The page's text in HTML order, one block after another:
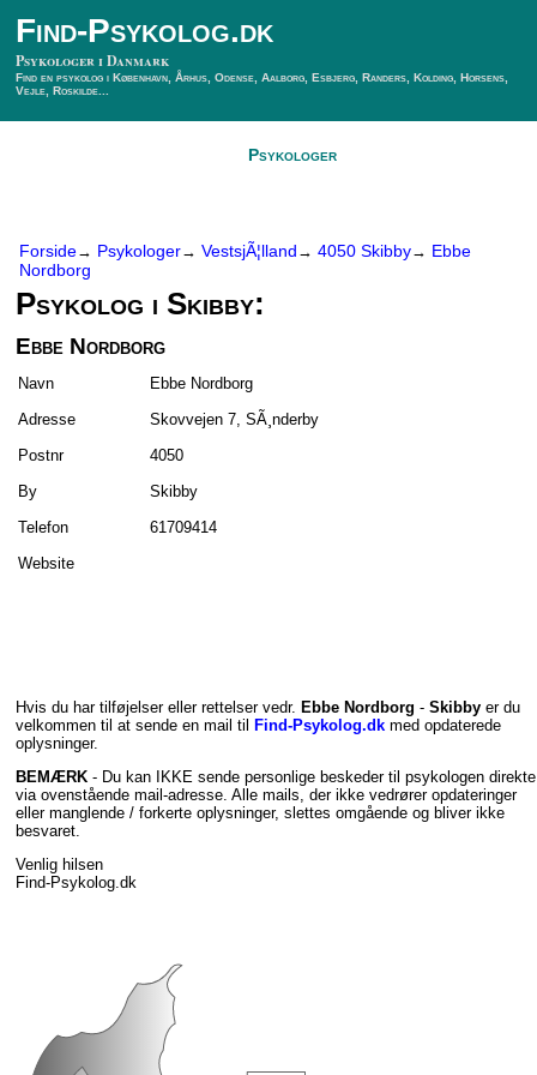
Find-Psykolog.dk
Psykologer i Danmark
Find en psykolog i København, Århus, Odense, Aalborg, Esbjerg, Randers, Kolding, Horsens,
Vejle, Roskilde...
Psykologer
Forside→ Psykologer→ VestsjÃ¦lland → 4050 Skibby→ Ebbe
Nordborg
Psykolog i Skibby:
Ebbe Nordborg
Navn
Ebbe Nordborg
Adresse
Skovvejen 7, SÃ¸nderby
Postnr
4050
By
Skibby
Telefon
61709414
Website
Hvis du har tilføjelser eller rettelser vedr. Ebbe Nordborg - Skibby er du
velkommen til at sende en mail til
Find-Psykolog.dk med opdaterede
oplysninger.
BEMÆRK - Du kan IKKE sende personlige beskeder til psykologen direkte
via ovenstående mail-adresse. Alle mails, der ikke vedrører opdateringer
eller manglende / forkerte oplysninger, slettes omgående og bliver ikke
besvaret.
Venlig hilsen
Find-Psykolog.dk